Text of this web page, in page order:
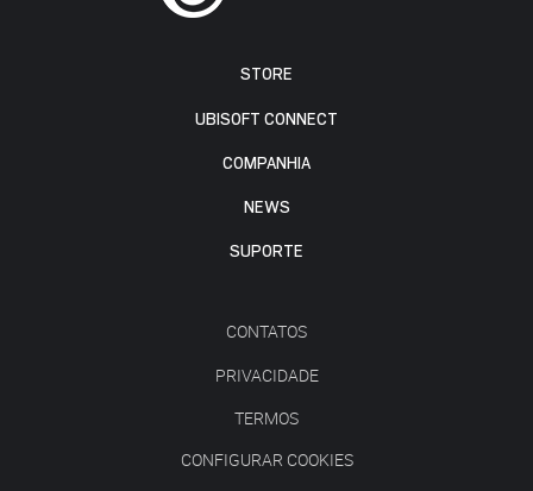
STORE
UBISOFT CONNECT
COMPANHIA
NEWS
SUPORTE
CONTATOS
PRIVACIDADE
TERMOS
CONFIGURAR COOKIES